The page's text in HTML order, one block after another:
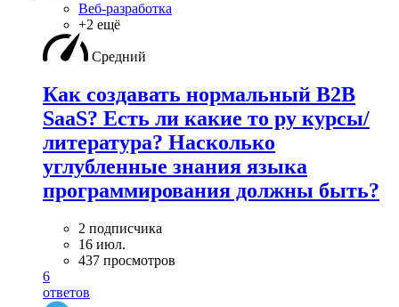
Веб-разработка
+2 ещё
Средний
Как создавать нормальный B2B
SaaS? Есть ли какие то ру курсы/
литература? Насколько
углубленные знания языка
программирования должны быть?
2 подписчика
16 июл.
437 просмотров
6
ответов